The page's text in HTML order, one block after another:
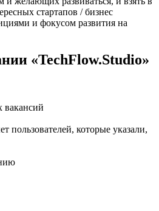
стартапов / бизнес
и фокусом развития на
«TechFlow.Studio»
вакансий
пользователей, которые указали,